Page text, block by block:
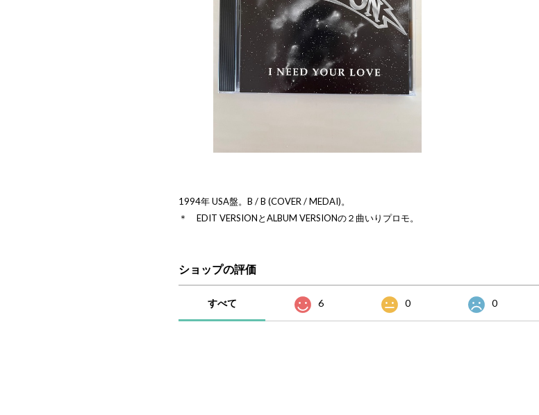
1994年 USA盤。B / B (COVER / MEDAI)。
＊ EDIT VERSIONとALBUM VERSIONの２曲いりプロモ。
ショップの評価
すべて 6 0 0